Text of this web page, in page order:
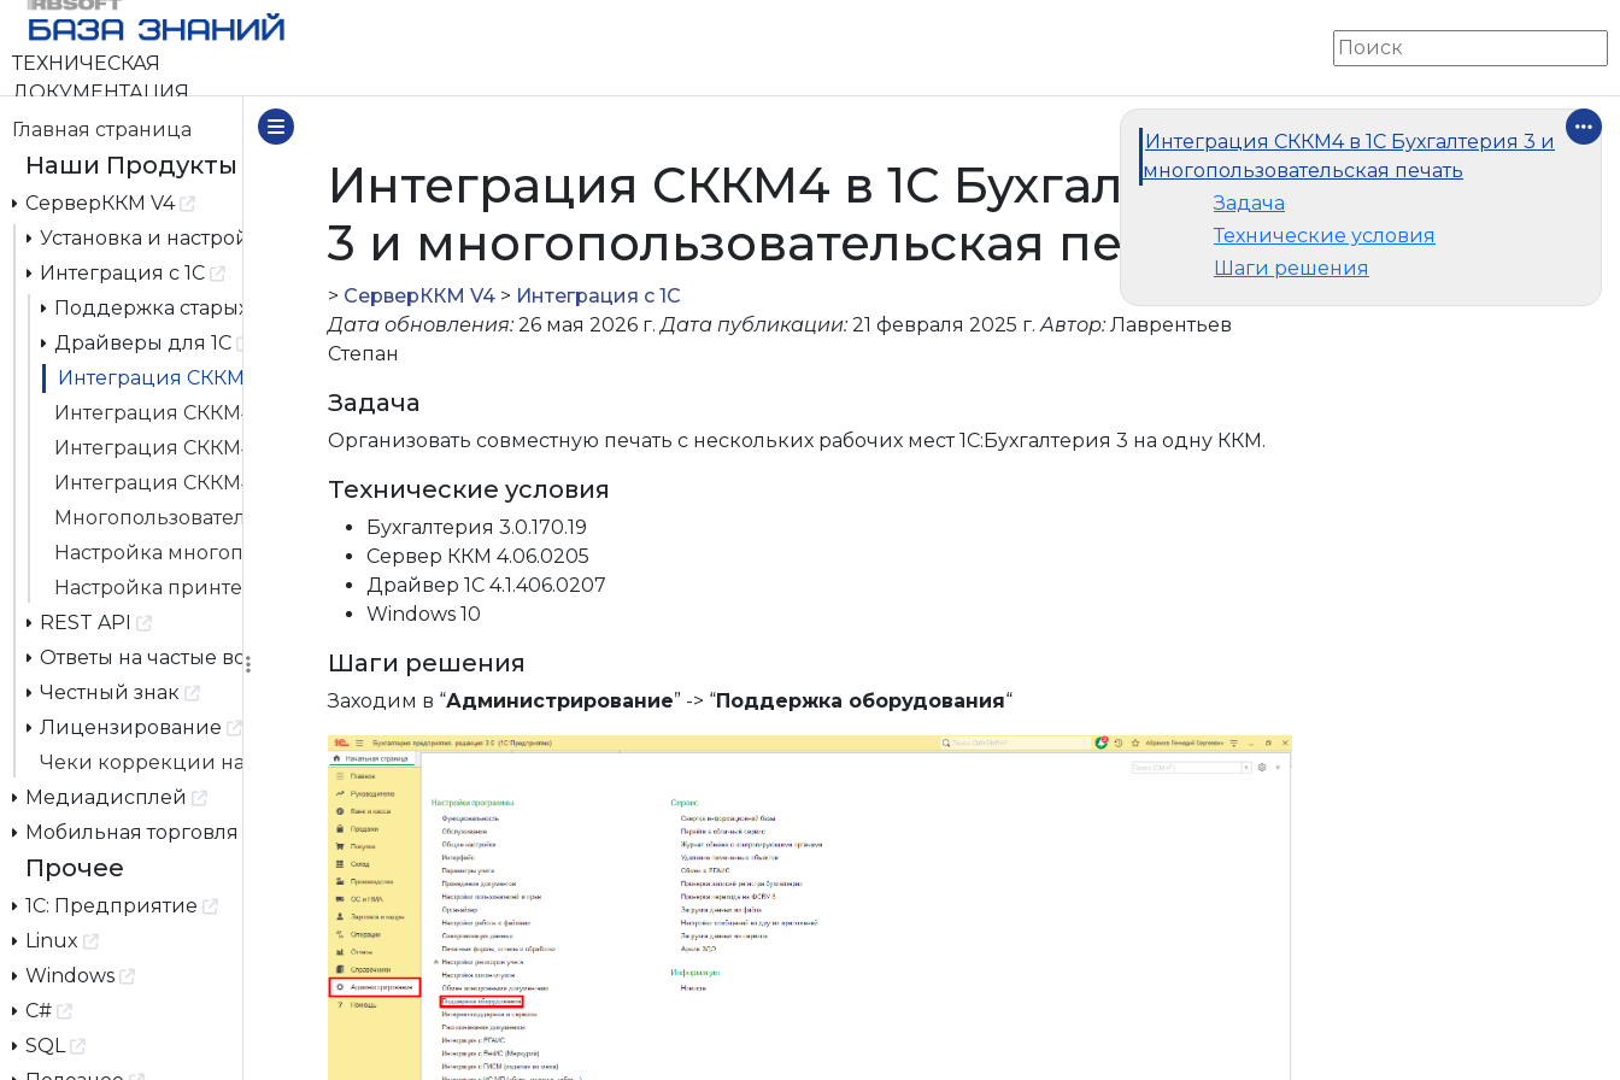
ТЕХНИЧЕСКАЯ
ДОКУМЕНТАЦИЯ
Главная страница
Наши Продукты
СерверККМ V4
Установка и настройка
Интеграция с 1С
Поддержка старых драйверов ККТ для 1С (ревизии 2.2-4.4)
Драйверы для 1С
Интеграция СККМ4 в 1С Бухгалтерия 3 и многопользовательская печать
Интеграция СККМ4 в 1С Розница 3 / УНФ 3 и многопользовательская печать
Интеграция СККМ4 в 1С Управление торговлей 11
Интеграция СККМ4 с 1С УТ10.3
Многопользовательская печать чеков в 1С.
Настройка многопользовательской печати в УТ11
Настройка принтера чеков
REST API
Ответы на частые вопросы
Честный знак
Лицензирование
Чеки коррекции на разных ффд
Медиадисплей
Мобильная торговля
Прочее
1С: Предприятие
Linux
Windows
C#
SQL
Интеграция СККМ4 в 1С Бухгалтерия 3 и
многопользовательская печать
Задача
Технические условия
Шаги решения
Интеграция СККМ4 в 1С Бухгалтерия
3 и многопользовательская печать
> СерверККМ V4 > Интеграция с 1С
Дата обновления: 26 мая 2026 г.Дата публикации: 21 февраля 2025 г.Автор: Лаврентьев
Степан
Задача
Организовать совместную печать с нескольких рабочих мест 1С:Бухгалтерия 3 на одну ККМ.
Технические условия
Бухгалтерия 3.0.170.19
Сервер ККМ 4.06.0205
Драйвер 1С 4.1.406.0207
Windows 10
Шаги решения
Заходим в “Администрирование” -> “Поддержка оборудования“